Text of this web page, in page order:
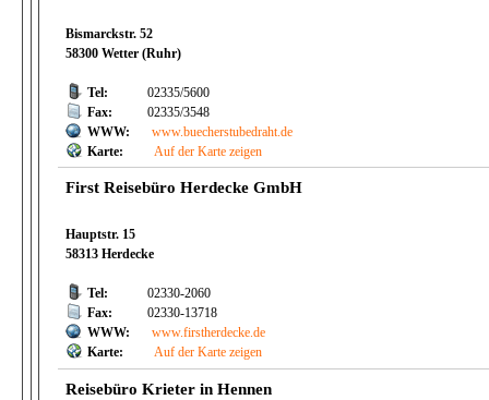
Bismarckstr. 52
58300 Wetter (Ruhr)
Tel:
02335/5600
Fax:
02335/3548
WWW:
www.buecherstubedraht.de
Karte:
Auf der Karte zeigen
First Reisebüro Herdecke GmbH
Hauptstr. 15
58313 Herdecke
Tel:
02330-2060
Fax:
02330-13718
WWW:
www.firstherdecke.de
Karte:
Auf der Karte zeigen
Reisebüro Krieter in Hennen